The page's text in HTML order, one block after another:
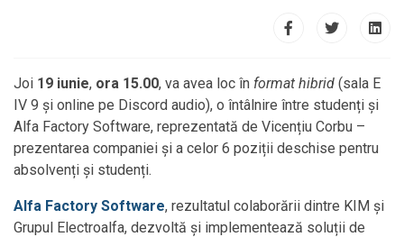
Joi 19 iunie, ora 15.00, va avea loc în format hibrid (sala E
IV 9 și online pe Discord audio), o întâlnire între studenți și
Alfa Factory Software, reprezentată de Vicențiu Corbu –
prezentarea companiei și a celor 6 poziții deschise pentru
absolvenți și studenți.
Alfa Factory Software, rezultatul colaborării dintre KIM și
Grupul Electroalfa, dezvoltă și implementează soluții de